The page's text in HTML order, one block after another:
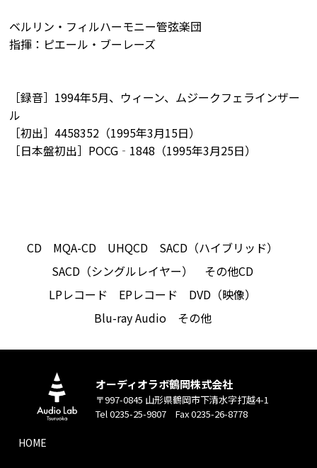
ベルリン・フィルハーモニー管弦楽団
指揮：ピエール・ブーレーズ
［録音］1994年5月、ウィーン、ムジークフェラインザー
ル
［初出］4458352（1995年3月15日）
［日本盤初出］POCG‐1848（1995年3月25日）
CD MQA-CD UHQCD
SACD（ハイブリッド）
SACD（シングルレイヤー）
その他CD
LPレコード
EPレコード
DVD（映像）
Blu-ray Audio
その他
オーディオラボ鶴岡株式会社
〒997-0845 山形県鶴岡市下清水字打越4-1
Tel 0235-25-9807 Fax 0235-26-8778
HOME